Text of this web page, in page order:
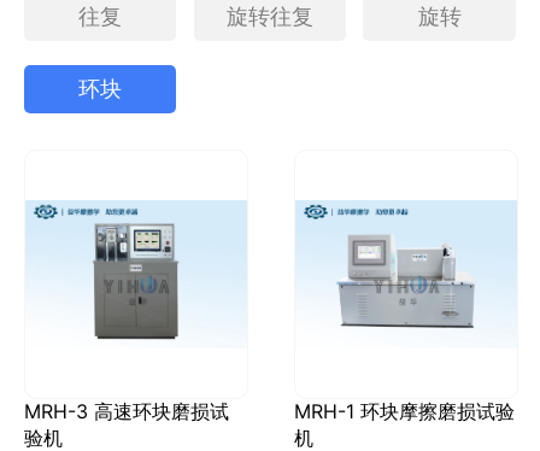
往复 旋转往复 旋转
环块
MRH-3 高速环块磨损试
验机
MRH-1 环块摩擦磨损试验
机